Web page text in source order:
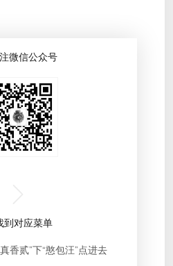
微信公众号
到对应菜单
香贰”下“憨包汪”点进去